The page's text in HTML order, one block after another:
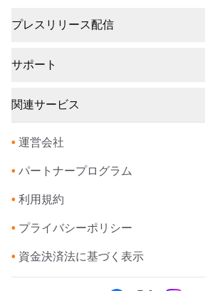
プレスリリース配信
サポート
関連サービス
• 運営会社
• パートナープログラム
• 利用規約
• プライバシーポリシー
• 資金決済法に基づく表示